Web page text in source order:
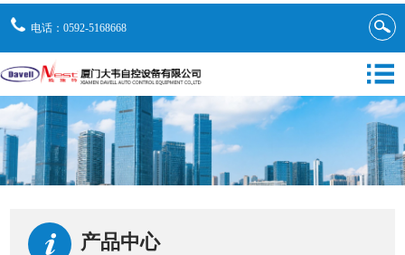
电话：0592-5168668
产品中心